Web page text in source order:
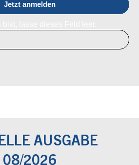
AUSGABE
08/2026